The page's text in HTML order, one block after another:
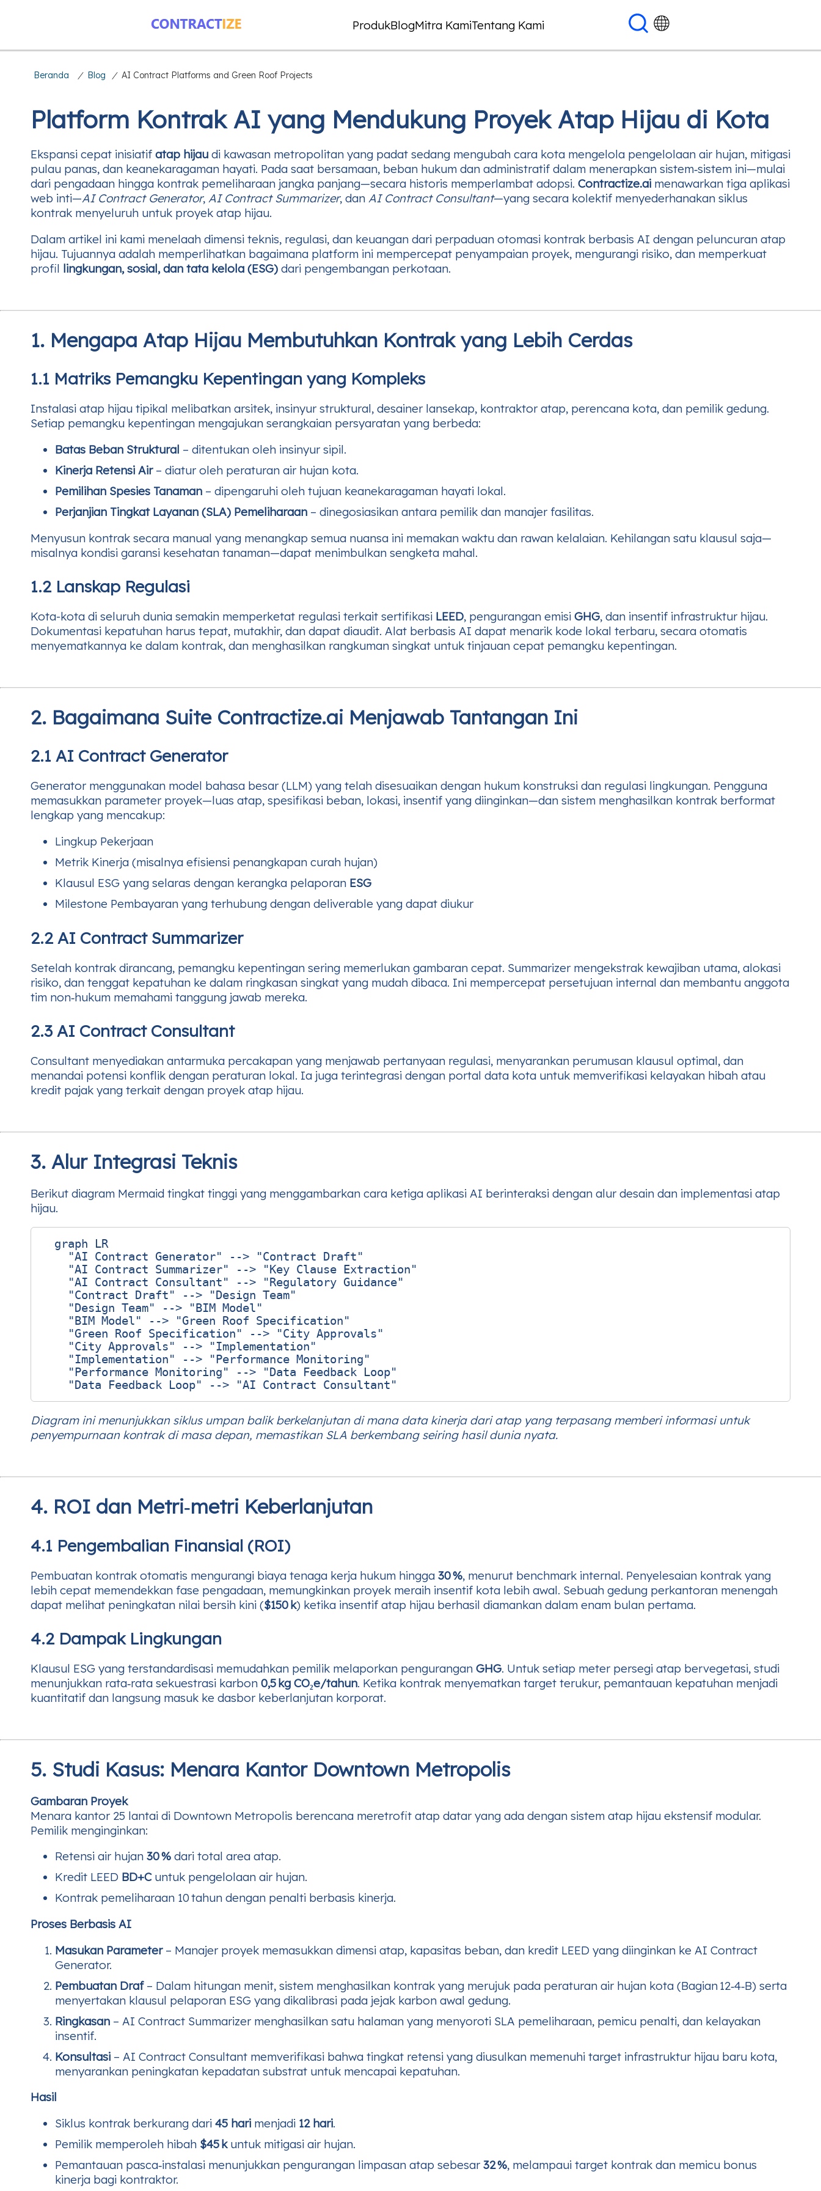
ProdukBlogMitra KamiTentang Kami
Beranda / Blog / AI Contract Platforms and Green Roof Projects
Platform Kontrak AI yang Mendukung Proyek Atap Hijau di Kota
Ekspansi cepat inisiatif atap hijau di kawasan metropolitan yang padat sedang mengubah cara kota mengelola pengelolaan air hujan, mitigasi
pulau panas, dan keanekaragaman hayati. Pada saat bersamaan, beban hukum dan administratif dalam menerapkan sistem‑sistem ini—mulai
dari pengadaan hingga kontrak pemeliharaan jangka panjang—secara historis memperlambat adopsi. Contractize.ai menawarkan tiga aplikasi
web inti—AI Contract Generator, AI Contract Summarizer, dan AI Contract Consultant—yang secara kolektif menyederhanakan siklus
kontrak menyeluruh untuk proyek atap hijau.
Dalam artikel ini kami menelaah dimensi teknis, regulasi, dan keuangan dari perpaduan otomasi kontrak berbasis AI dengan peluncuran atap
hijau. Tujuannya adalah memperlihatkan bagaimana platform ini mempercepat penyampaian proyek, mengurangi risiko, dan memperkuat
profil lingkungan, sosial, dan tata kelola (ESG) dari pengembangan perkotaan.
1. Mengapa Atap Hijau Membutuhkan Kontrak yang Lebih Cerdas
1.1 Matriks Pemangku Kepentingan yang Kompleks
Instalasi atap hijau tipikal melibatkan arsitek, insinyur struktural, desainer lansekap, kontraktor atap, perencana kota, dan pemilik gedung.
Setiap pemangku kepentingan mengajukan serangkaian persyaratan yang berbeda:
Batas Beban Struktural – ditentukan oleh insinyur sipil.
Kinerja Retensi Air– diatur oleh peraturan air hujan kota.
Pemilihan Spesies Tanaman – dipengaruhi oleh tujuan keanekaragaman hayati lokal.
Perjanjian Tingkat Layanan (SLA) Pemeliharaan – dinegosiasikan antara pemilik dan manajer fasilitas.
Menyusun kontrak secara manual yang menangkap semua nuansa ini memakan waktu dan rawan kelalaian. Kehilangan satu klausul saja—
misalnya kondisi garansi kesehatan tanaman—dapat menimbulkan sengketa mahal.
1.2 Lanskap Regulasi
Kota-kota di seluruh dunia semakin memperketat regulasi terkait sertifikasi LEED, pengurangan emisi GHG, dan insentif infrastruktur hijau.
Dokumentasi kepatuhan harus tepat, mutakhir, dan dapat diaudit. Alat berbasis AI dapat menarik kode lokal terbaru, secara otomatis
menyematkannya ke dalam kontrak, dan menghasilkan rangkuman singkat untuk tinjauan cepat pemangku kepentingan.
2. Bagaimana Suite Contractize.ai Menjawab Tantangan Ini
2.1 AI Contract Generator
Generator menggunakan model bahasa besar (LLM) yang telah disesuaikan dengan hukum konstruksi dan regulasi lingkungan. Pengguna
memasukkan parameter proyek—luas atap, spesifikasi beban, lokasi, insentif yang diinginkan—dan sistem menghasilkan kontrak berformat
lengkap yang mencakup:
Lingkup Pekerjaan
Metrik Kinerja (misalnya efisiensi penangkapan curah hujan)
Klausul ESG yang selaras dengan kerangka pelaporan ESG
Milestone Pembayaran yang terhubung dengan deliverable yang dapat diukur
2.2 AI Contract Summarizer
Setelah kontrak dirancang, pemangku kepentingan sering memerlukan gambaran cepat. Summarizer mengekstrak kewajiban utama, alokasi
risiko, dan tenggat kepatuhan ke dalam ringkasan singkat yang mudah dibaca. Ini mempercepat persetujuan internal dan membantu anggota
tim non‑hukum memahami tanggung jawab mereka.
2.3 AI Contract Consultant
Consultant menyediakan antarmuka percakapan yang menjawab pertanyaan regulasi, menyarankan perumusan klausul optimal, dan
menandai potensi konflik dengan peraturan lokal. Ia juga terintegrasi dengan portal data kota untuk memverifikasi kelayakan hibah atau
kredit pajak yang terkait dengan proyek atap hijau.
3. Alur Integrasi Teknis
Berikut diagram Mermaid tingkat tinggi yang menggambarkan cara ketiga aplikasi AI berinteraksi dengan alur desain dan implementasi atap
hijau.
  graph LR
    "AI Contract Generator" --> "Contract Draft"
    "AI Contract Summarizer" --> "Key Clause Extraction"
    "AI Contract Consultant" --> "Regulatory Guidance"
    "Contract Draft" --> "Design Team"
    "Design Team" --> "BIM Model"
    "BIM Model" --> "Green Roof Specification"
    "Green Roof Specification" --> "City Approvals"
    "City Approvals" --> "Implementation"
    "Implementation" --> "Performance Monitoring"
    "Performance Monitoring" --> "Data Feedback Loop"
Diagram ini menunjukkan siklus umpan balik berkelanjutan di mana data kinerja dari atap yang terpasang memberi informasi untuk
penyempurnaan kontrak di masa depan, memastikan SLA berkembang seiring hasil dunia nyata.
4. ROI dan Metri‑metri Keberlanjutan
4.1 Pengembalian Finansial (ROI)
Pembuatan kontrak otomatis mengurangi biaya tenaga kerja hukum hingga 30 %, menurut benchmark internal. Penyelesaian kontrak yang
lebih cepat memendekkan fase pengadaan, memungkinkan proyek meraih insentif kota lebih awal. Sebuah gedung perkantoran menengah
dapat melihat peningkatan nilai bersih kini ($150 k) ketika insentif atap hijau berhasil diamankan dalam enam bulan pertama.
4.2 Dampak Lingkungan
Klausul ESG yang terstandardisasi memudahkan pemilik melaporkan pengurangan GHG. Untuk setiap meter persegi atap bervegetasi, studi
menunjukkan rata‑rata sekuestrasi karbon 0,5 kg CO₂e/tahun. Ketika kontrak menyematkan target terukur, pemantauan kepatuhan menjadi
kuantitatif dan langsung masuk ke dasbor keberlanjutan korporat.
5. Studi Kasus: Menara Kantor Downtown Metropolis
Gambaran Proyek
Menara kantor 25 lantai di Downtown Metropolis berencana meretrofit atap datar yang ada dengan sistem atap hijau ekstensif modular.
Pemilik menginginkan:
Retensi air hujan 30 % dari total area atap.
Kredit LEED BD+Cuntuk pengelolaan air hujan.
Kontrak pemeliharaan 10 tahun dengan penalti berbasis kinerja.
Proses Berbasis AI
Masukan Parameter– Manajer proyek memasukkan dimensi atap, kapasitas beban, dan kredit LEED yang diinginkan ke AI Contract
Generator.
Pembuatan Draf– Dalam hitungan menit, sistem menghasilkan kontrak yang merujuk pada peraturan air hujan kota (Bagian 12‑4‑B) serta
menyertakan klausul pelaporan ESG yang dikalibrasi pada jejak karbon awal gedung.
Ringkasan – AI Contract Summarizer menghasilkan satu halaman yang menyoroti SLA pemeliharaan, pemicu penalti, dan kelayakan
insentif.
Konsultasi – AI Contract Consultant memverifikasi bahwa tingkat retensi yang diusulkan memenuhi target infrastruktur hijau baru kota,
menyarankan peningkatan kepadatan substrat untuk mencapai kepatuhan.
Hasil
Siklus kontrak berkurang dari 45 hari menjadi 12 hari.
Pemilik memperoleh hibah $45 kuntuk mitigasi air hujan.
Pemantauan pasca‑instalasi menunjukkan pengurangan limpasan atap sebesar 32 %, melampaui target kontrak dan memicu bonus
kinerja bagi kontraktor.